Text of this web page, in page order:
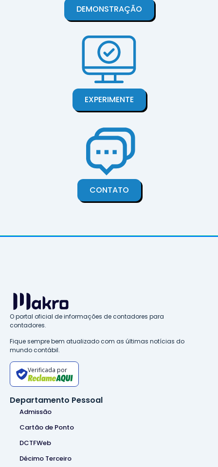
DEMONSTRAÇÃO
EXPERIMENTE
CONTATO
O portal oficial de informações de contadores para
contadores.
Fique sempre bem atualizado com as últimas notícias do
mundo contábil.
Verificada por
Departamento Pessoal
Admissão
Cartão de Ponto
DCTFWeb
Décimo Terceiro